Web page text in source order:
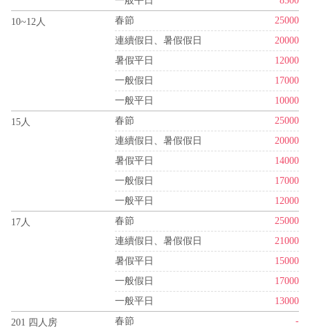
10~12人 春節
25000
連續假日、暑假假日
20000
暑假平日
12000
一般假日
17000
一般平日
10000
15人 春節
25000
連續假日、暑假假日
20000
暑假平日
14000
一般假日
17000
一般平日
12000
17人 春節
25000
連續假日、暑假假日
21000
暑假平日
15000
一般假日
17000
一般平日
13000
201 四人房 春節
-